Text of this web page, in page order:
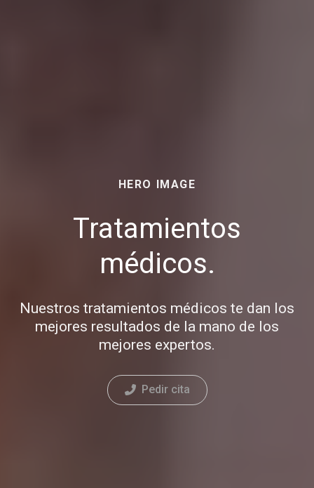
HERO IMAGE
Tratamientos
médicos.
Nuestros tratamientos médicos te dan los
mejores resultados de la mano de los
mejores expertos.
Pedir cita